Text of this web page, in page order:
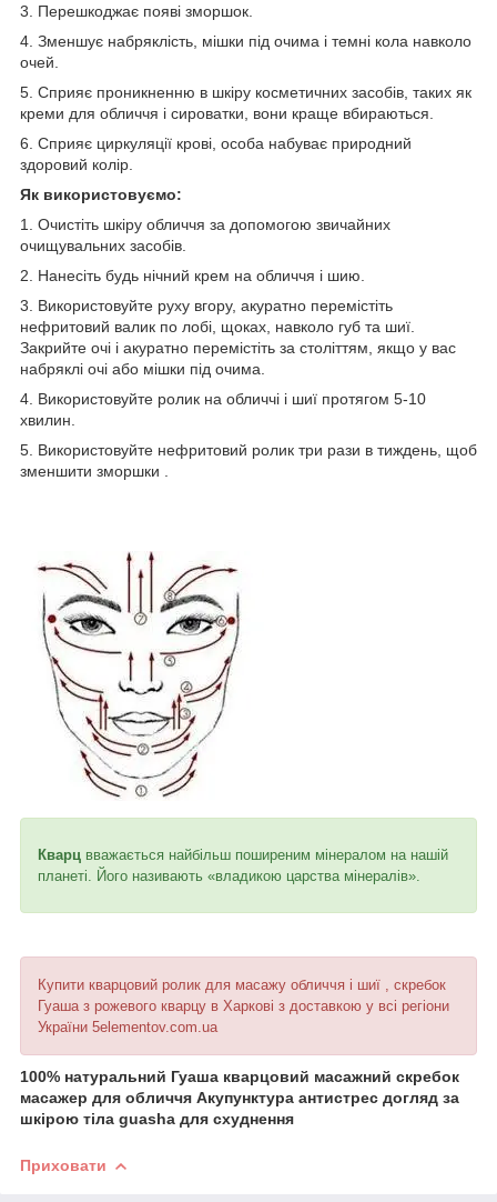
3. Перешкоджає появі зморшок.
4. Зменшує набряклість, мішки під очима і темні кола навколо
очей.
5. Сприяє проникненню в шкіру косметичних засобів, таких як
креми для обличчя і сироватки, вони краще вбираються.
6. Сприяє циркуляції крові, особа набуває природний
здоровий колір.
Як використовуємо:
1. Очистіть шкіру обличчя за допомогою звичайних
очищувальних засобів.
2. Нанесіть будь нічний крем на обличчя і шию.
3. Використовуйте руху вгору, акуратно перемістіть
нефритовий валик по лобі, щоках, навколо губ та шиї.
Закрийте очі і акуратно перемістіть за століттям, якщо у вас
набряклі очі або мішки під очима.
4. Використовуйте ролик на обличчі і шиї протягом 5-10
хвилин.
5. Використовуйте нефритовий ролик три рази в тиждень, щоб
зменшити зморшки .
Кварц вважається найбільш поширеним мінералом на нашій
планеті. Його називають «владикою царства мінералів».
Купити кварцовий ролик для масажу обличчя і шиї , скребок
Гуаша з рожевого кварцу в Харкові з доставкою у всі регіони
України 5elementov.com.ua
100% натуральний Гуаша кварцовий масажний скребок
масажер для обличчя Акупунктура антистрес догляд за
шкірою тіла guasha для схуднення
Приховати